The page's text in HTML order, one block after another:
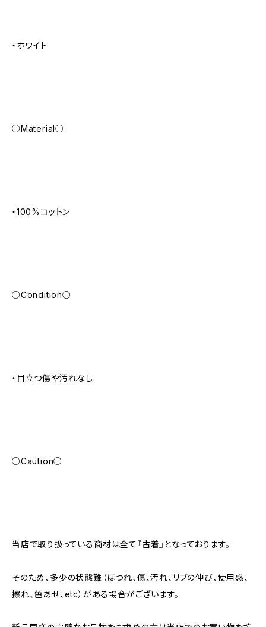
・ホワイト
○Material○
・100%コットン
○Condition○
・目立つ傷や汚れなし
○Caution○
当店で取り扱っている商材は全て『古着』となっております。
そのため、多少の状態難（ほつれ、傷、汚れ、リブの伸び、使用感、
擦れ、色あせ、etc）がある場合がございます。